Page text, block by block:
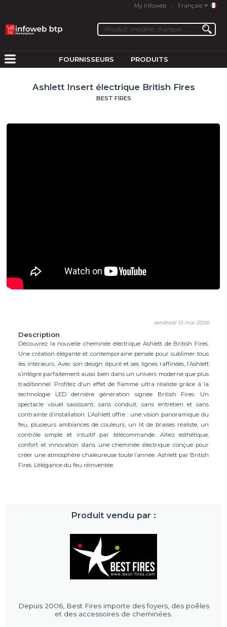
My Infoweb Français
FOURNISSEURS PRODUITS
Ashlett Insert électrique British Fires
BEST FIRES
vendredi 15 mai 2026
Description
Découvrez la nouvelle cheminée électrique Ashlett de British Fires.
Une création élégante et contemporaine pensée pour sublimer tous
les intérieurs. Avec son design épuré et ses lignes raffinées, l’Ashlett
s’intègre parfaitement aussi bien dans un univers moderne que plus
traditionnel. Profitez d’un effet de flamme ultra réaliste grâce à la
technologie LED dernière génération signée British Fires. Un
spectacle visuel saisissant, sans conduit, sans entretien et sans
contrainte d’installation. L’Ashlett offre : une vision panoramique du
feu, plusieurs ambiances de couleurs, un lit de braises réaliste, un
contrôle simple et intuitif par télécommande. Alliez esthétique,
confort et innovation dans une cheminée électrique conçue pour
créer une atmosphère chaleureuse toute l’année. Ashlett par British
Fires. L’élégance du feu réinventée.
Produit vendu par :
Depuis 2006, Best Fires importe des foyers, des poêles
et des accessoires de cheminées.